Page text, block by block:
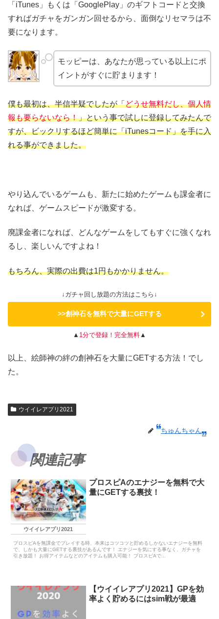
「iTunes」もくは「GooglePlay」のギフトコードと交換
すればガチャをガンガン回せるから、面倒なリセマラは不
要になります。
モッピーは、あなたが思っている以上にポ
イントがすぐに貯まります！
僕も最初は、半信半疑でしたが「どうせ無料だし、個人情
報も要らないなら！」という事で試しに登録してみたんで
すが、ビックリするほど簡単に「iTunesコード」を手に入
れる事ができました。
やり込んでいるゲームも、新たに始めたゲームも課金者に
なれば、ゲームスピードが激変する。
廃課金者になれば、どんなゲームをしてもすぐに強くなれ
るし、楽しいんですよね！
もちろん、実際の出費は1円もかかりません。
↓ガチャ回し放題の方法はこちら↓
>>創神石を無料で大量にGETする
▲ 1分で登録！完全無料 ▲
以上、絵師神の絆の創神石を大量にGETする方法！でし
た。
ウイイレアプリ2021
ちゅんちゃん
関連記事
ウイイレアプリ2021
プロスピAのエナジーを無料で大
量にGETする裏技！
プロスピAを無課金でプレイする時、本来はコツコツと貯めるしかないエナジーを無料
で、しかも大量にGETする裏技があるんです！ エナジーを気にする事なく、ガチャを
引き放題！ お得アイテムなどのアイテムも購入可能！ プロスピAで...
【ウイイレアプリ2021】GPを効
率よく貯めるにはsim戦が最適